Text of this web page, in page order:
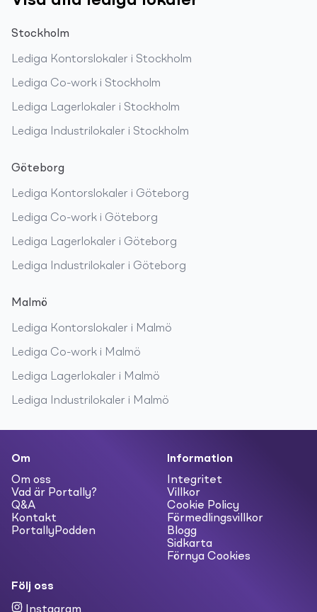
Stockholm
Lediga Kontorslokaler i Stockholm
Lediga Co-work i Stockholm
Lediga Lagerlokaler i Stockholm
Lediga Industrilokaler i Stockholm
Göteborg
Lediga Kontorslokaler i Göteborg
Lediga Co-work i Göteborg
Lediga Lagerlokaler i Göteborg
Lediga Industrilokaler i Göteborg
Malmö
Lediga Kontorslokaler i Malmö
Lediga Co-work i Malmö
Lediga Lagerlokaler i Malmö
Lediga Industrilokaler i Malmö
Om
Om oss
Vad är Portally?
Q&A
Kontakt
PortallyPodden
Information
Integritet
Villkor
Cookie Policy
Förmedlingsvillkor
Blogg
Sidkarta
Förnya Cookies
Följ oss